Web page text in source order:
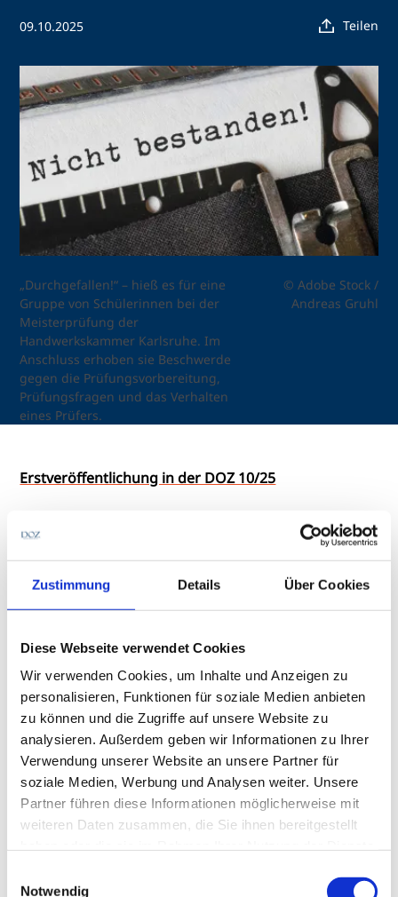
Zustimmung Details Über Cookies
Diese Webseite verwendet Cookies
Wir verwenden Cookies, um Inhalte und Anzeigen zu
personalisieren, Funktionen für soziale Medien anbieten
zu können und die Zugriffe auf unsere Website zu
analysieren. Außerdem geben wir Informationen zu Ihrer
Verwendung unserer Website an unsere Partner für
soziale Medien, Werbung und Analysen weiter. Unsere
Partner führen diese Informationen möglicherweise mit
weiteren Daten zusammen, die Sie ihnen bereitgestellt
Notwendig
09.10.2025 Teilen
„Durchgefallen!“ – hieß es für eine
Gruppe von Schülerinnen bei der
Meisterprüfung der
Handwerkskammer Karlsruhe. Im
Anschluss erhoben sie Beschwerde
gegen die Prüfungsvorbereitung,
Prüfungsfragen und das Verhalten
eines Prüfers.
© Adobe Stock /
Andreas Gruhl
Erstveröffentlichung in der DOZ 10/25
Die Meisterprüfung ist ein Meilenstein im
beruflichen Werdegang. Der erfolgreiche Abschluss
kann entweder den Weg in die Selbstständigkeit
ebnen oder zumindest die berufliche Laufbahn
wesentlich beeinflussen. Nach bestandener Prüfung
werden Glückshormone ausgeschüttet, Stress fällt
nicht für das Bestehen, macht sich schnell Frust
breit. Es beginnt die Suche nach den Ursachen –
manchmal auch nach Verantwortlichen. Für eine
Gruppe von Meisterschülerinnen, die – mit einer
Ausnahme – ihre Meisterprüfung nicht bestanden
hat, sind die Verantwortlichen vielgestaltig und die
Ursachen vielschichtig – dies bringt sie in drei
Beschwerdeschreiben zum Ausdruck.
Konkret richten sich die Beschwerden gegen die